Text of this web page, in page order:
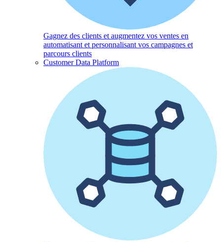
Gagnez des clients et augmentez vos ventes en
automatisant et personnalisant vos campagnes et
parcours clients
Customer Data Platform